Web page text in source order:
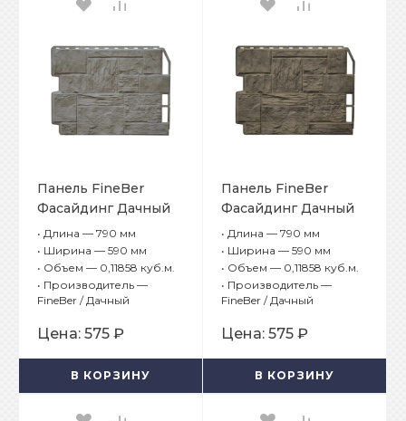
Панель FineBer
Фасайдинг Дачный
Туф 3D Бежевый
• Длина — 790 мм
• Ширина — 590 мм
• Объем — 0,11858 куб.м.
• Производитель —
FineBer / Дачный
Цена: 575 ₽
В КОРЗИНУ
Панель FineBer
Фасайдинг Дачный
Туф 3D Дымчатый
• Длина — 790 мм
• Ширина — 590 мм
• Объем — 0,11858 куб.м.
• Производитель —
FineBer / Дачный
Цена: 575 ₽
В КОРЗИНУ